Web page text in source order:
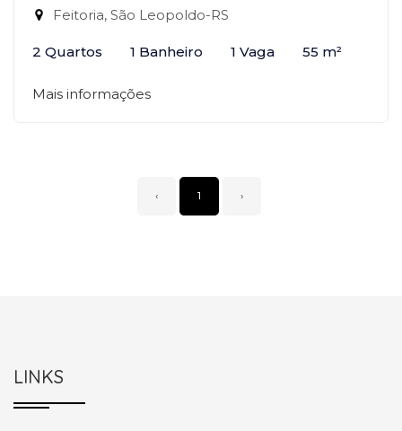
Feitoria, São Leopoldo-RS
2 Quartos 1 Banheiro 1 Vaga 55 m²
Mais informações
‹ 1 ›
LINKS